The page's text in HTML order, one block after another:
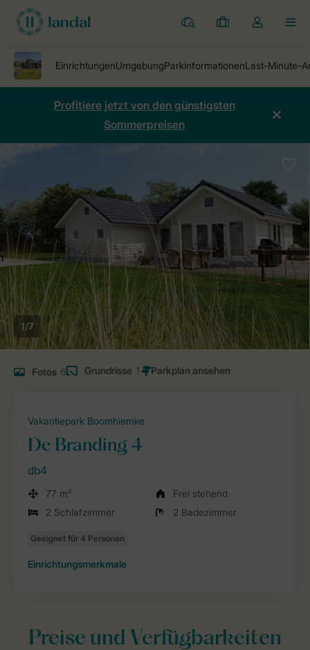
Ferienparks
Meine
Dropdown-
öffnen
Profitiere jetzt von den günstigsten
Sommerpreisen
1/7
Fotos 6 Grundrisse 1
Vakantiepark Boomhiemke
De Branding 4
db4
77 m²
Frei stehend
2 Schlafzimmer
2 Badezimmer
Einrichtungsmerkmale
Preise und Verfügbarkeiten